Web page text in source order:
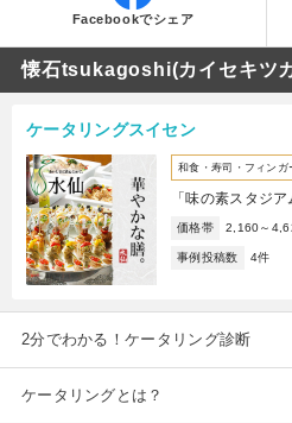
Facebookでシェア
懐石tsukagoshi(カイセキツ
ケータリングスイセン
和食・寿司・フィンガ
「味の素スタジ
価格帯 2,160～
事例投稿数 4件
2分でわかる！ケータリング診断
ケータリングとは？